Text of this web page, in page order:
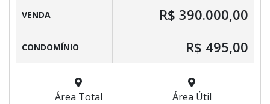
VENDA R$ 390.000,00
CONDOMÍNIO R$ 495,00
Área Total
Área Útil